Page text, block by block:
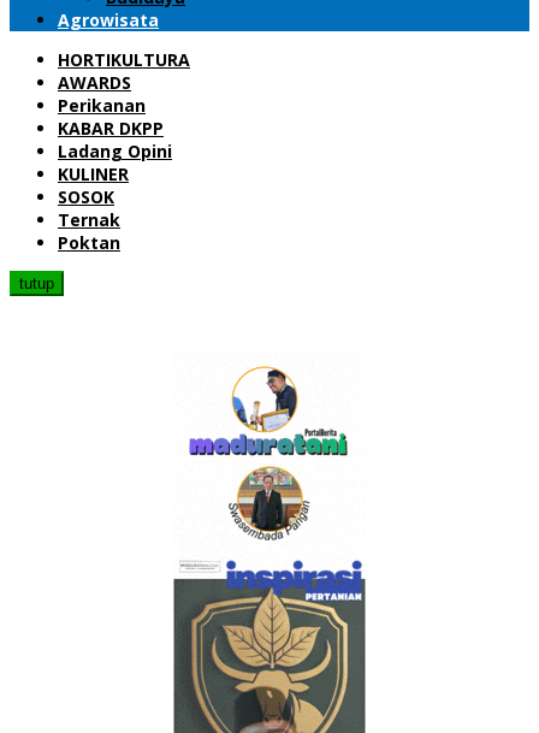
Agrowisata
HORTIKULTURA
AWARDS
Perikanan
KABAR DKPP
Ladang Opini
KULINER
SOSOK
Ternak
Poktan
tutup